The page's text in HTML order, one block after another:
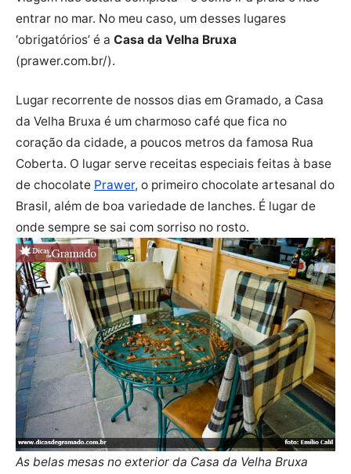
entrar no mar. No meu caso, um desses lugares
‘obrigatórios’ é a Casa da Velha Bruxa
(prawer.com.br/).
Lugar recorrente de nossos dias em Gramado, a Casa
da Velha Bruxa é um charmoso café que fica no
coração da cidade, a poucos metros da famosa Rua
Coberta. O lugar serve receitas especiais feitas à base
de chocolate Prawer, o primeiro chocolate artesanal do
Brasil, além de boa variedade de lanches. É lugar de
onde sempre se sai com sorriso no rosto.
As belas mesas no exterior da Casa da Velha Bruxa